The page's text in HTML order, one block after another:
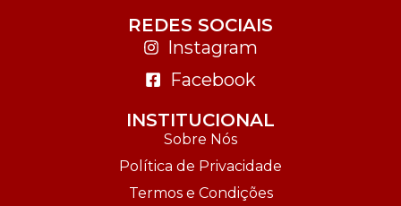
REDES SOCIAIS
Instagram
Facebook
INSTITUCIONAL
Sobre Nós
Política de Privacidade
Termos e Condições